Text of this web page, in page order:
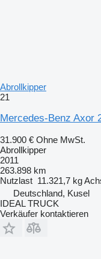
Abrollkipper
21
Mercedes-Benz Axor
31.900 € Ohne MwSt.
Abrollkipper
2011
263.898 km
Nutzlast 11.321,7 kg
Deutschland, Kusel
IDEAL TRUCK
Verkäufer kontaktieren